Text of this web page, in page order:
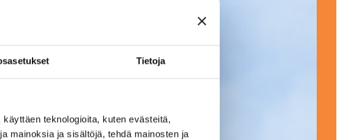
Tietoja
teknologioita, kuten evästeitä,
mainoksia ja sisältöjä, tehdä mainosten ja